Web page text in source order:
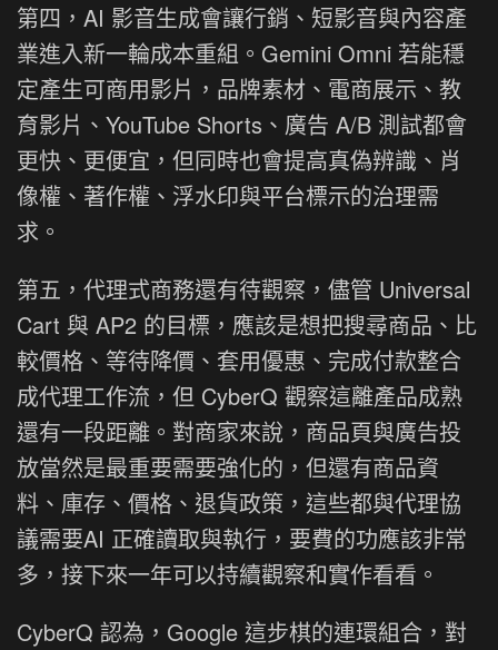
第四，AI 影音生成會讓行銷、短影音與內容產
業進入新一輪成本重組。Gemini Omni 若能穩
定產生可商用影片，品牌素材、電商展示、教
育影片、YouTube Shorts、廣告 A/B 測試都會
更快、更便宜，但同時也會提高真偽辨識、肖
像權、著作權、浮水印與平台標示的治理需
求。
第五，代理式商務還有待觀察，儘管 Universal
Cart 與 AP2 的目標，應該是想把搜尋商品、比
較價格、等待降價、套用優惠、完成付款整合
成代理工作流，但 CyberQ 觀察這離產品成熟
還有一段距離。對商家來說，商品頁與廣告投
放當然是最重要需要強化的，但還有商品資
料、庫存、價格、退貨政策，這些都與代理協
議需要AI 正確讀取與執行，要費的功應該非常
多，接下來一年可以持續觀察和實作看看。
CyberQ 認為，Google 這步棋的連環組合，對